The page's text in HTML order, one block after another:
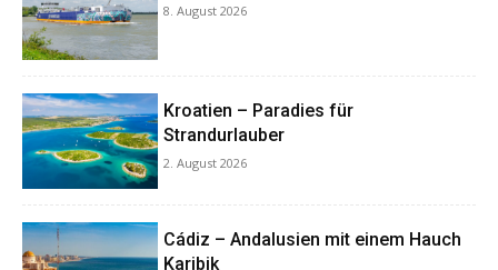
8. August 2026
Kroatien – Paradies für
Strandurlauber
2. August 2026
Cádiz – Andalusien mit einem Hauch
Karibik